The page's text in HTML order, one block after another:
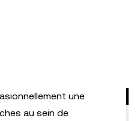
une
au sein de